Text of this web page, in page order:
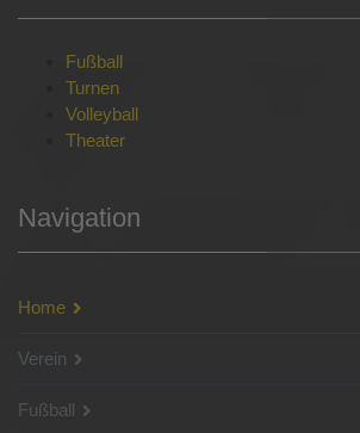
Fußball
Turnen
Volleyball
Theater
Navigation
Home
Verein
Fußball